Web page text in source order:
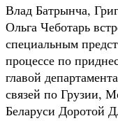
Влад Батрынча,
Ольга Чеботарь
специальным
процессе по
главой
связей по Грузии,
Беларуси Доротой